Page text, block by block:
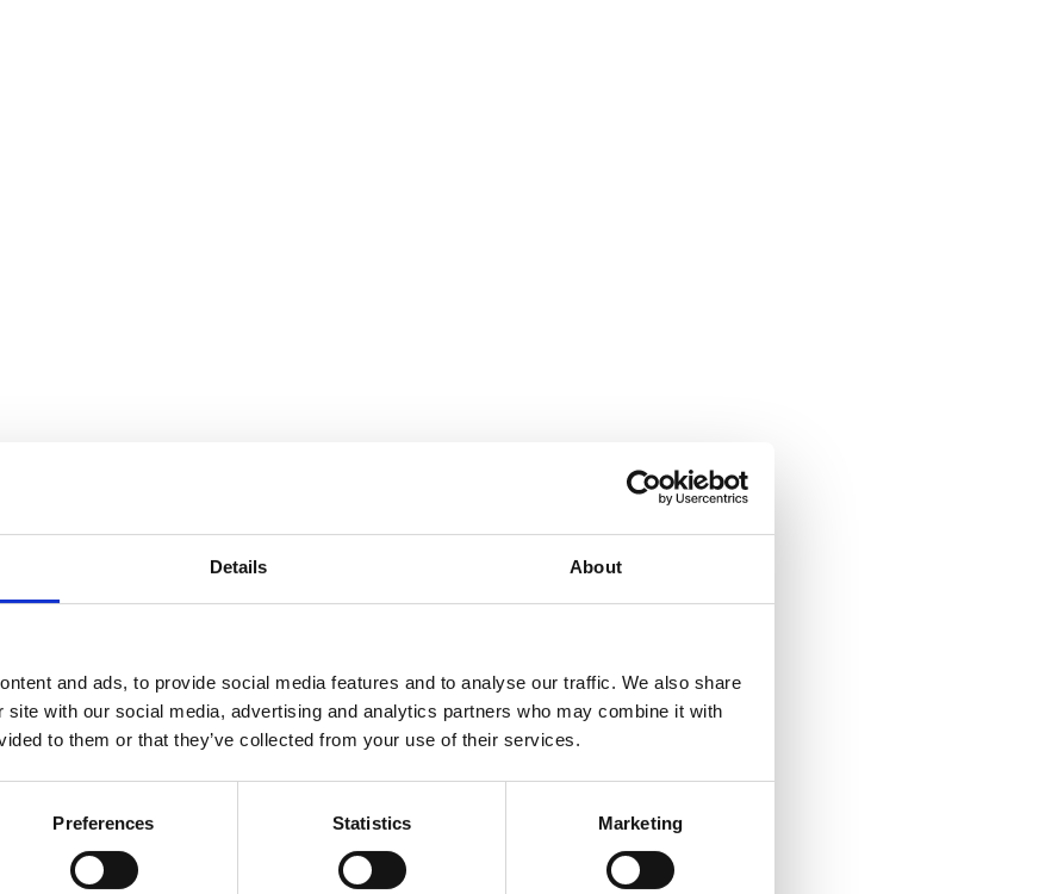
Details About
and ads, to provide social media features and to analyse our traffic. We also share
site with our social media, advertising and analytics partners who may combine it with
to them or that they’ve collected from your use of their services.
Preferences Statistics Marketing